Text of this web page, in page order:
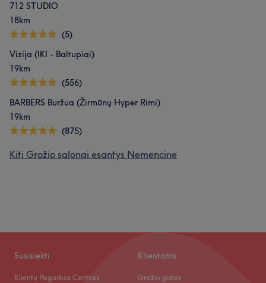
Mūsų klientų nuomonė apie darbuotoją: Emilia
Talentingas 10
Dėmesingas detalėms
712 STUDIO
18km
(5)
Vizija (IKI - Baltupiai)
19km
(556)
BARBERS Buržua (Žirmūnų Hyper Rimi)
19km
(875)
Kiti Grožio salonai esantys Nemencine
Susisiekti
Klientų Pagalbos Centras
Klientams
Grožio gidas